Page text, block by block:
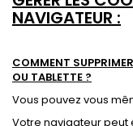
NAVIGATEUR :
COMMENT
OU TABLETTE ?
Vous pouvez vous
Votre navigateur